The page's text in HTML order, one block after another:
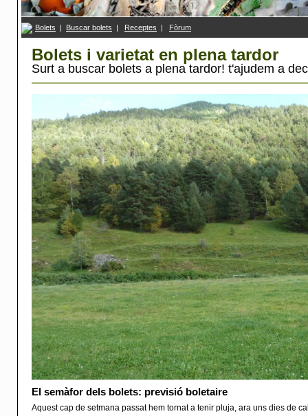
Bolets | Buscar bolets | Receptes | Fòrum
Bolets i varietat en plena tardor
Surt a buscar bolets a plena tardor! t'ajudem a
El semàfor dels bolets: previsió boletaire
Aquest cap de setmana passat hem tornat a tenir pluja, ara uns dies de